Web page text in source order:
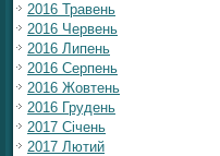
2016 Травень
2016 Червень
2016 Липень
2016 Серпень
2016 Жовтень
2016 Грудень
2017 Січень
2017 Лютий